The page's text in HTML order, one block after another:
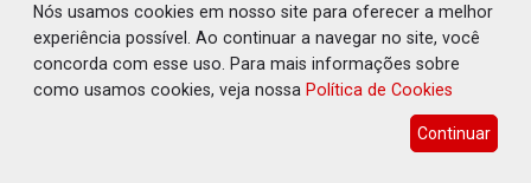
Nós usamos cookies em nosso site para oferecer a melhor
experiência possível. Ao continuar a navegar no site, você
concorda com esse uso. Para mais informações sobre
como usamos cookies, veja nossa Política de Cookies
Continuar